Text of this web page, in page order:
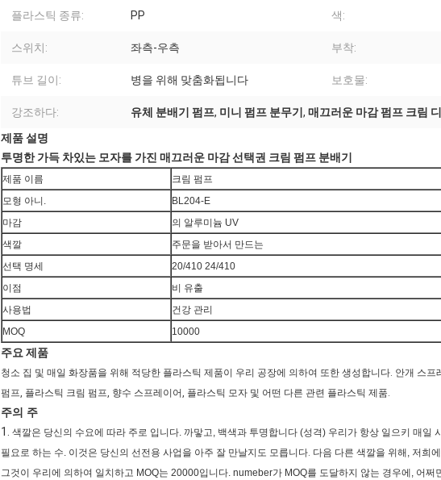
플라스틱 종류: PP 색:
스위치: 좌측-우측 부착:
튜브 길이: 병을 위해 맞춤화됩니다 보호물:
강조하다: 유체 분배기 펌프, 미니 펌프 분무기 , 매끄러운 마감 펌프 크림
제품 설명
투명한 가득 차있는 모자를 가진 매끄러운 마감 선택권 크림 펌프 분배기
제품 이름
크림 펌프
모형 아니.
BL204-E
마감
의 알루미늄 UV
색깔
주문을 받아서 만드는
선택 명세
20/410 24/410
이점
비 유출
사용법
건강 관리
MOQ
10000
주요 제품
청소 집 및 매일 화장품을 위해 적당한 플라스틱 제품이 우리 공장에 의하여 또한 생성합니다. 안개 스
펌프, 플라스틱 크림 펌프, 향수 스프레이어, 플라스틱 모자 및 어떤 다른 관련 플라스틱 제품.
주의 주
1. 색깔은 당신의 수요에 따라 주로 입니다. 까맣고, 백색과 투명합니다 (성격) 우리가 항상 일으키 매일
필요로 하는 수. 이것은 당신의 선전용 사업을 아주 잘 만날지도 모릅니다. 다음 다른 색깔을 위해, 저희
그것이 우리에 의하여 일치하고 MOQ는 20000입니다. numeber가 MOQ를 도달하지 않는 경우에, 어쩌